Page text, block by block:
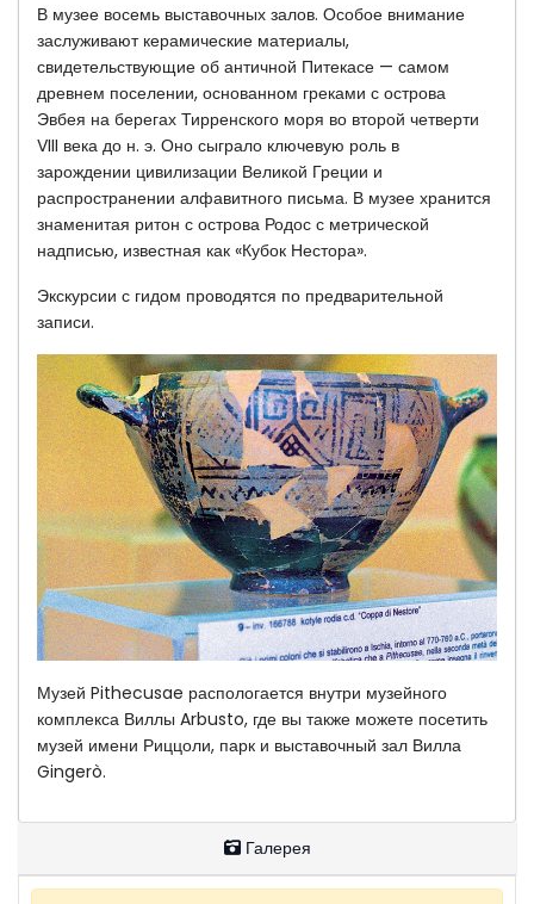
В музее восемь выставочных залов. Особое внимание
заслуживают керамические материалы,
свидетельствующие об античной Питекасе — самом
древнем поселении, основанном греками с острова
Эвбея на берегах Тирренского моря во второй четверти
VIII века до н. э. Оно сыграло ключевую роль в
зарождении цивилизации Великой Греции и
распространении алфавитного письма. В музее хранится
знаменитая ритон с острова Родос с метрической
надписью, известная как «Кубок Нестора».
Экскурсии с гидом проводятся по предварительной
записи.
Музей Pithecusae распологается внутри музейного
комплекса Виллы Arbusto, где вы также можете посетить
музей имени Риццоли, парк и выставочный зал Вилла
Gingerò.
Галерея